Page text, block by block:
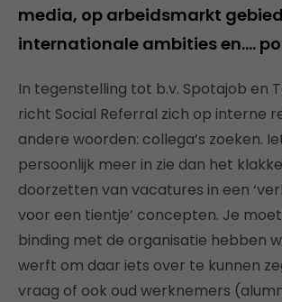
media, op arbeidsmarkt
internationale ambities en….
In tegenstelling tot b.v. Spotajob en
richt Social Referral zich op interne
andere woorden: collega’s zoeken.
persoonlijk meer in zie dan het
doorzetten van vacatures in een
voor een tientje’ concepten. Je
binding met de organisatie hebben
werft om daar iets over te kunnen
vraag of ook oud werknemers